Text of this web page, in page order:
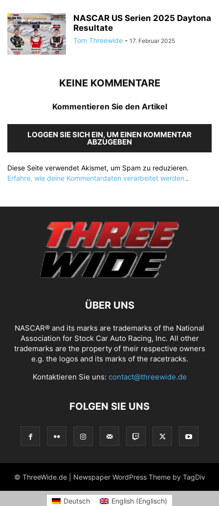
NASCAR US Serien 2025 Daytona
Resultate
Tom Threewide - 17. Februar 2025
KEINE KOMMENTARE
Kommentieren Sie den Artikel
LOGGEN SIE SICH EIN, UM EINEN KOMMENTAR
ABZUGEBEN
Diese Seite verwendet Akismet, um Spam zu reduzieren.
Erfahre, wie deine Kommentardaten verarbeitet werden..
ÜBER UNS
NASCAR® and its marks are trademarks of the National
Association for Stock Car Auto Racing, Inc. All other
trademarks are the property of their respective owners
e.g. the logos and its marks of the racetracks.
Kontaktieren Sie uns: contact@threewide.de
FOLGEN SIE UNS
© ThreeWide.de | Newspaper WordPress Theme by TagDiv
Deutsch English(Englisch)